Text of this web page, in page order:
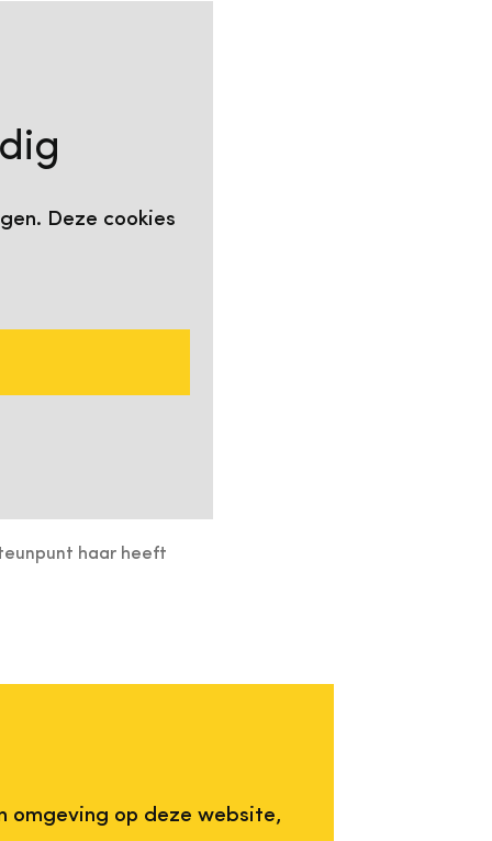
Deze cookies
haar heeft
omgeving op deze website,